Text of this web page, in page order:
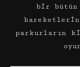
bir bütün
parkurların